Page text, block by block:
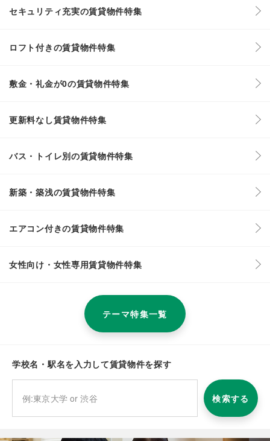
セキュリティ充実の賃貸物件特集
ロフト付きの賃貸物件特集
敷金・礼金が0の賃貸物件特集
更新料なし賃貸物件特集
バス・トイレ別の賃貸物件特集
新築・築浅の賃貸物件特集
エアコン付きの賃貸物件特集
女性向け・女性専用賃貸物件特集
テーマ特集一覧
学校名・駅名を入力して賃貸物件を探す
検索する